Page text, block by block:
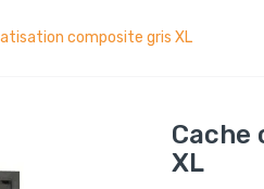
composite gris XL
XL